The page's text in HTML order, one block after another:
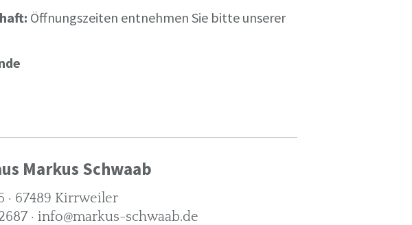
Öffnungszeiten entnehmen Sie bitte unserer
Markus Schwaab
· 67489 Kirrweiler
· info@markus-schwaab.de